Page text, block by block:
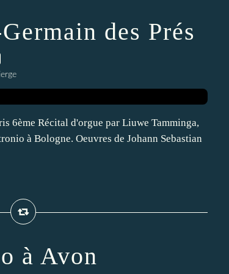
des Prés
6ème Récital d'orgue par Liuwe Tamminga,
à Bologne. Oeuvres de Johann Sebastian
à Avon